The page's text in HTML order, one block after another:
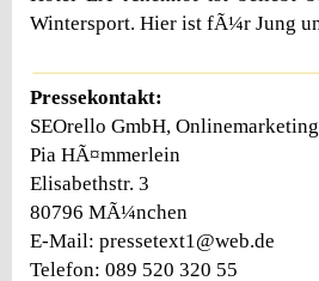
Wintersport. Hier ist fÃ¼r Jung
Pressekontakt:
SEOrello GmbH, Onlinemarketing
Pia HÃ¤mmerlein
Elisabethstr. 3
80796 MÃ¼nchen
E-Mail: pressetext1@web.de
Telefon: 089 520 320 55